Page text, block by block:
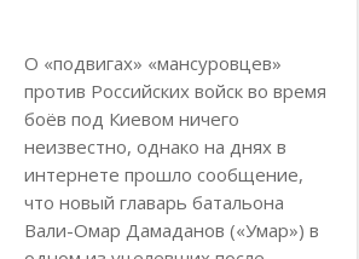
О «подвигах» «мансуровцев»
против Российских войск во время
боёв под Киевом ничего
неизвестно, однако на днях в
интернете прошло сообщение,
что новый главарь батальона
Вали-Омар Дамаданов («Умар») в